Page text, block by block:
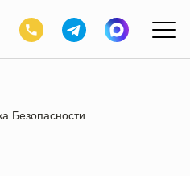
Безопасности